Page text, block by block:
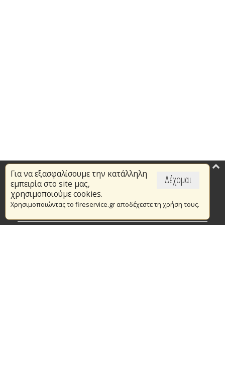
Δέχομαι
Για να εξασφαλίσουμε την κατάλληλη
εμπειρία στο site μας,
χρησιμοποιούμε cookies.
Χρησιμοποιώντας το fireservice.gr αποδέχεστε τη χρήση τους.
Επικαιρότητα
Το Πυροσβεστικό Σώμα